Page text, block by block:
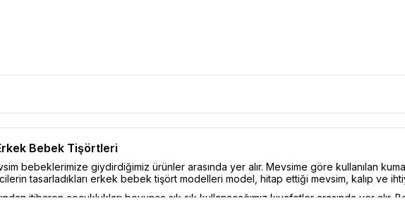
Bebek Tişörtleri
bebeklerimize giydirdiğimiz ürünler arasında yer alır. Mevsime göre kullanılan
tasarladıkları erkek bebek tişört modelleri model, hitap ettiği mevsim, kalıp ve
itibaren çocuklukları boyunca sık sık kullanacağımız kıyafetler arasında yer alır.